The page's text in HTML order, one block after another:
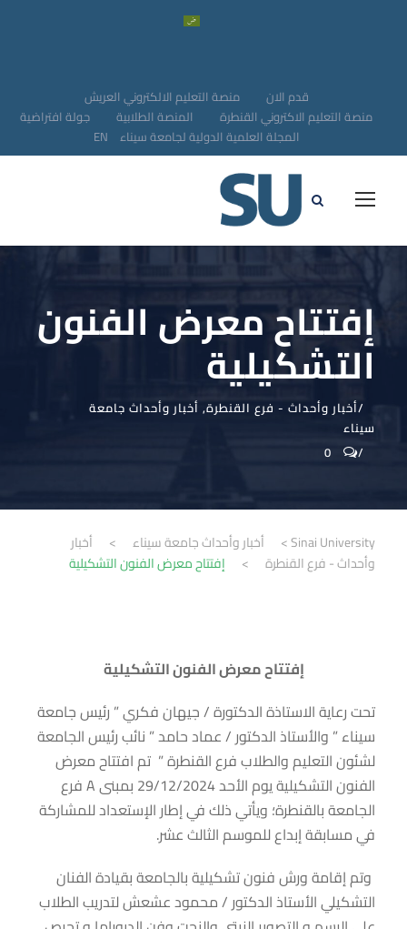
قدم الان
منصة التعليم الالكتروني العريش
منصة التعليم الاكتروني القنطرة
المنصة الطلابية
جولة افتراضية
المجلة العلمية الدولية لجامعة سيناء EN
إفتتاح معرض الفنون
التشكيلية
أخبار وأحداث - فرع القنطرة, أخبار وأحداث جامعة
سيناء
0
Sinai University
> أخبار وأحداث جامعة سيناء >
أخبار
وأحداث - فرع القنطرة
> إفتتاح معرض الفنون التشكيلية
إفتتاح معرض الفنون التشكيلية
تحت رعاية الاستاذة الدكتورة / جيهان فكري ” رئيس جامعة
سيناء ” والأستاذ الدكتور / عماد حامد ” نائب رئيس الجامعة
لشئون التعليم والطلاب فرع القنطرة ” تم افتتاح معرض
الفنون التشكيلية يوم الأحد 29/12/2024 بمبنى A فرع
الجامعة بالقنطرة؛ ويأتي ذلك في إطار الإستعداد للمشاركة
في مسابقة إبداع للموسم الثالث عشر.
وتم إقامة ورش فنون تشكيلية بالجامعة بقيادة الفنان
التشكيلي الأستاذ الدكتور / محمود عشعش لتدريب الطلاب